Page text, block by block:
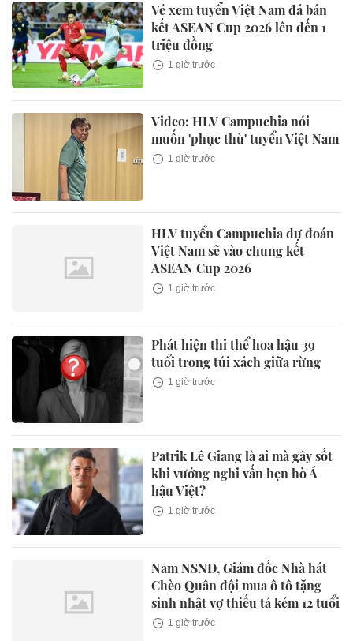
Vé xem tuyển Việt Nam đá bán
kết ASEAN Cup 2026 lên đến 1
triệu đồng
1 giờ trước
Video: HLV Campuchia nói
muốn 'phục thù' tuyển Việt Nam
1 giờ trước
HLV tuyển Campuchia dự đoán
Việt Nam sẽ vào chung kết
ASEAN Cup 2026
1 giờ trước
Phát hiện thi thể hoa hậu 39
tuổi trong túi xách giữa rừng
1 giờ trước
Patrik Lê Giang là ai mà gây sốt
khi vướng nghi vấn hẹn hò Á
hậu Việt?
1 giờ trước
Nam NSND, Giám đốc Nhà hát
Chèo Quân đội mua ô tô tặng
sinh nhật vợ thiếu tá kém 12 tuổi
1 giờ trước